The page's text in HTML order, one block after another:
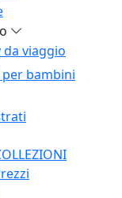
da viaggio
per bambini